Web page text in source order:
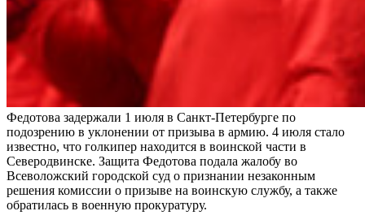
Федотова задержали 1 июля в Санкт-Петербурге по
подозрению в уклонении от призыва в армию. 4 июля стало
известно, что голкипер находится в воинской части в
Северодвинске. Защита Федотова подала жалобу во
Всеволожский городской суд о признании незаконным
решения комиссии о призыве на воинскую службу, а также
обратилась в военную прокуратуру.